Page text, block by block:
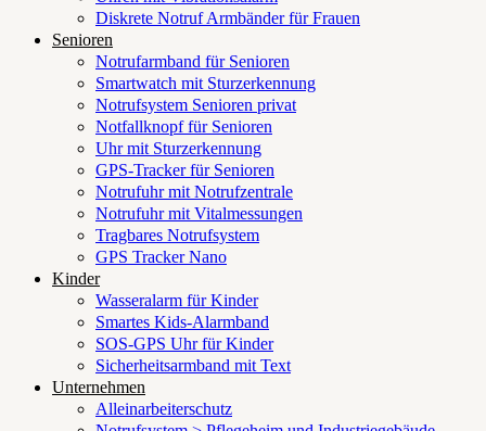
Diskrete Notruf Armbänder für Frauen
Senioren
Notrufarmband für Senioren
Smartwatch mit Sturzerkennung
Notrufsystem Senioren privat
Notfallknopf für Senioren
Uhr mit Sturzerkennung
GPS-Tracker für Senioren
Notrufuhr mit Notrufzentrale
Notrufuhr mit Vitalmessungen
Tragbares Notrufsystem
GPS Tracker Nano
Kinder
Wasseralarm für Kinder
Smartes Kids-Alarmband
SOS-GPS Uhr für Kinder
Sicherheitsarmband mit Text
Unternehmen
Alleinarbeiterschutz